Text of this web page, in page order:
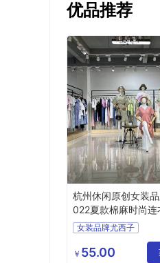
优品推荐
杭州休闲原创女装
022夏款棉麻时尚连
货库存
女装品牌尤西子
夏款棉麻时尚连衣裙
杭州休闲原创
￥ 55.00